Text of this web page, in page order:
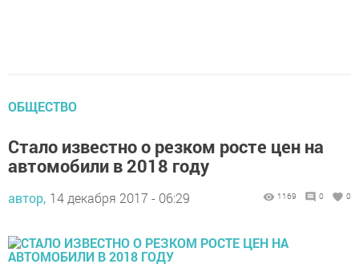
ОБЩЕСТВО
Стало известно о резком росте цен на
автомобили в 2018 году
автор, 14 декабря 2017 - 06:29 1169 0 0